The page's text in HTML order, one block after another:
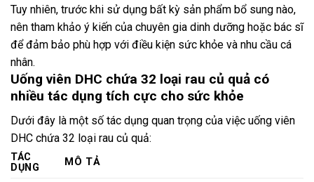
Tuy nhiên, trước khi sử dụng bất kỳ sản phẩm bổ sung nào,
nên tham khảo ý kiến ​​của chuyên gia dinh dưỡng hoặc bác sĩ
để đảm bảo phù hợp với điều kiện sức khỏe và nhu cầu cá
nhân.
Uống viên DHC chứa 32 loại rau củ quả có
nhiều tác dụng tích cực cho sức khỏe
Dưới đây là một số tác dụng quan trọng của việc uống viên
DHC chứa 32 loại rau củ quả:
TÁC
DỤNG
MÔ TẢ